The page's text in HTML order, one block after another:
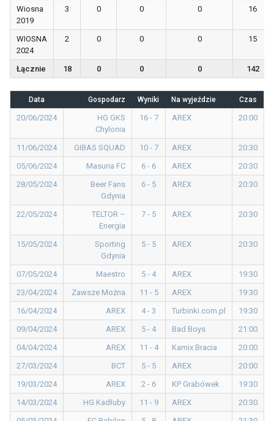
Wiosna
2019
3 0 0 0 16
WIOSNA
2024
2 0 0 0 15
Łącznie 18 0 0 0 142
Data Gospodarz Wyniki Na wyjeździe Czas
20/06/2024
HG GKS
Chylonia
16 - 7 AREX 20:00
11/06/2024 GIBAS SQUAD 10 - 7 AREX
20:30
05/06/2024
Masuria FC 6 - 6 AREX
20:30
28/05/2024
Beer Fans
Gdynia
6 - 5 AREX 20:30
22/05/2024
TELTOR –
Energia
7 - 5 AREX 20:30
15/05/2024
Sporting
Gdynia
5 - 5 AREX 20:30
07/05/2024 Maestro 5 - 4 AREX
19:30
23/04/2024
Zawsze Można 11 - 5 AREX
19:30
16/04/2024
AREX 4 - 3 Turbinki.com.pl
19:30
09/04/2024
AREX 5 - 4 Bad Boys
21:00
04/04/2024
AREX 11 - 4 Kamix Bracia
20:00
27/03/2024
BCT 5 - 5 AREX
20:00
19/03/2024
AREX 2 - 6 KP Grabówek
19:30
14/03/2024
HG Kadłuby 11 - 9 AREX
20:30